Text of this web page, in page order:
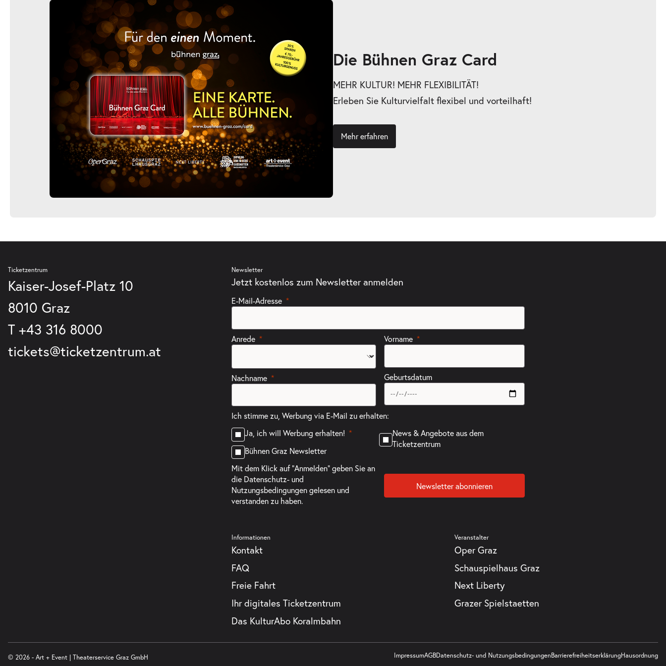
Die Bühnen Graz Card
MEHR KULTUR! MEHR FLEXIBILITÄT!
Erleben Sie Kulturvielfalt flexibel und vorteilhaft!
Mehr erfahren
Ticketzentrum
Kaiser-Josef-Platz 10
8010 Graz
T +43 316 8000
tickets@ticketzentrum.at
Newsletter
Jetzt kostenlos zum Newsletter anmelden
E-Mail-Adresse
Anrede
Nachname
Vorname
Geburtsdatum
Ich stimme zu, Werbung via E-Mail zu erhalten:
Ja, ich will Werbung erhalten!
Bühnen Graz Newsletter
News & Angebote aus dem
Ticketzentrum
Mit dem Klick auf "Anmelden" geben Sie an
die Datenschutz- und
Nutzungsbedingungengelesen und
verstanden zu haben.
Newsletter abonnieren
Informationen
Kontakt
FAQ
Freie Fahrt
Ihr digitales Ticketzentrum
Das KulturAbo Koralmbahn
Veranstalter
Oper Graz
Schauspielhaus Graz
Next Liberty
Grazer Spielstaetten
© 2026 - Art + Event | Theaterservice Graz GmbH ImpressumAGBDatenschutz- und NutzungsbedingungenBarrierefreiheitserklärungHausordnung